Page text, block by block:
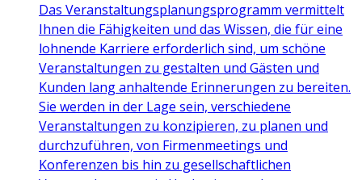
Das Veranstaltungsplanungsprogramm vermittelt
Ihnen die Fähigkeiten und das Wissen, die für eine
lohnende Karriere erforderlich sind, um schöne
Veranstaltungen zu gestalten und Gästen und
Kunden lang anhaltende Erinnerungen zu bereiten.
Sie werden in der Lage sein, verschiedene
Veranstaltungen zu konzipieren, zu planen und
durchzuführen, von Firmenmeetings und
Konferenzen bis hin zu gesellschaftlichen